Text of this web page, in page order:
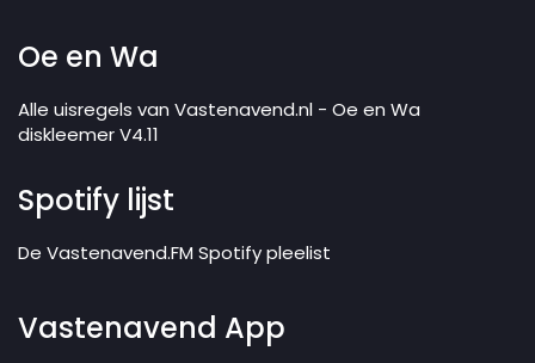
Oe en Wa
Alle uisregels van Vastenavend.nl - Oe en Wa
diskleemer V4.11
Spotify lijst
De Vastenavend.FM Spotify pleelist
Vastenavend App